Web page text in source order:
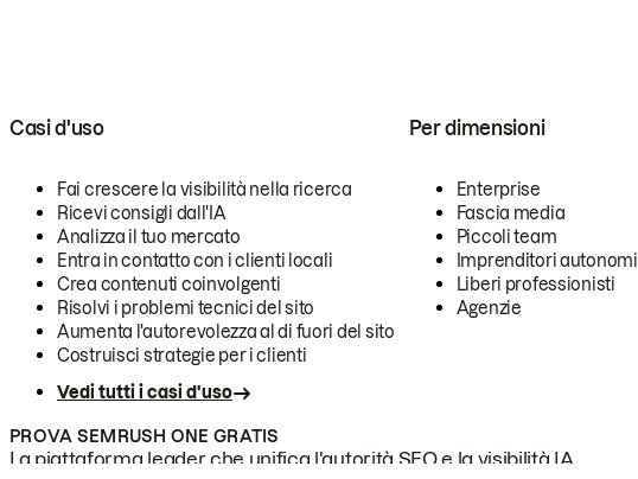
Casi d'uso
Fai crescere la visibilità nella ricerca
Ricevi consigli dall'IA
Analizza il tuo mercato
Entra in contatto con i clienti locali
Crea contenuti coinvolgenti
Risolvi i problemi tecnici del sito
Aumenta l'autorevolezza al di fuori del sito
Costruisci strategie per i clienti
Vedi tutti i casi d'uso
Per dimensioni
Enterprise
Fascia media
Piccoli team
Imprenditori autonomi
Liberi professionisti
Agenzie
PROVA SEMRUSH ONE GRATIS
La piattaforma leader che unifica l'autorità SEO e la visibilità IA.